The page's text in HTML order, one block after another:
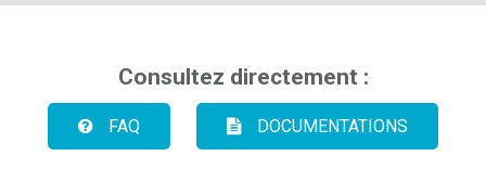
Consultez directement :
FAQ DOCUMENTATIONS